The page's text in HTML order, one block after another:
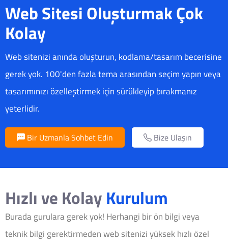
Web Sitesi Oluşturmak Çok
Kolay
Web sitenizi anında oluşturun, kodlama/tasarım becerisine
gerek yok. 100'den fazla tema arasından seçim yapın veya
tasarımınızı özelleştirmek için sürükleyip bırakmanız
yeterlidir.
Bir Uzmanla Sohbet Edin Bize Ulaşın
Hızlı ve Kolay Kurulum
Burada gurulara gerek yok! Herhangi bir ön bilgi veya
teknik bilgi gerektirmeden web sitenizi yüksek hızlı özel